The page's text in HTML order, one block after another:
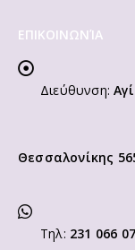
ΕΠΙΚΟΙΝΩΝΊΑ
Διεύθυνση:
Θεσσαλονίκης
Τηλ: 231 066